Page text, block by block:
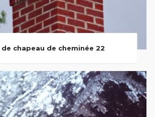
de chapeau de cheminée 22